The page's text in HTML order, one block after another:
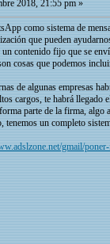
2018, 21:55 pm »
como sistema de
que pueden
contenido fijo que se
cosas que podemos
de algunas empresas
cargos, te habrá
parte de la firma, algo
tenemos un completo
gmail/